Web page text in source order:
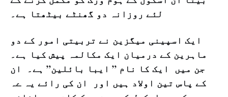
لئے روزانہ دو گھنٹے بیٹھتا ہے۔
ایک اسپینی میگزین نے تربیتی امور کے دو
ماہرین کے درمیان ایک مکالمہ پیش کیا ہے۔
جن میں ایک کا نام ” ایبا بائلین” ہے۔ ان
کے پاس تین اولاد ہیں اور ان کی رائے یہ ےہ